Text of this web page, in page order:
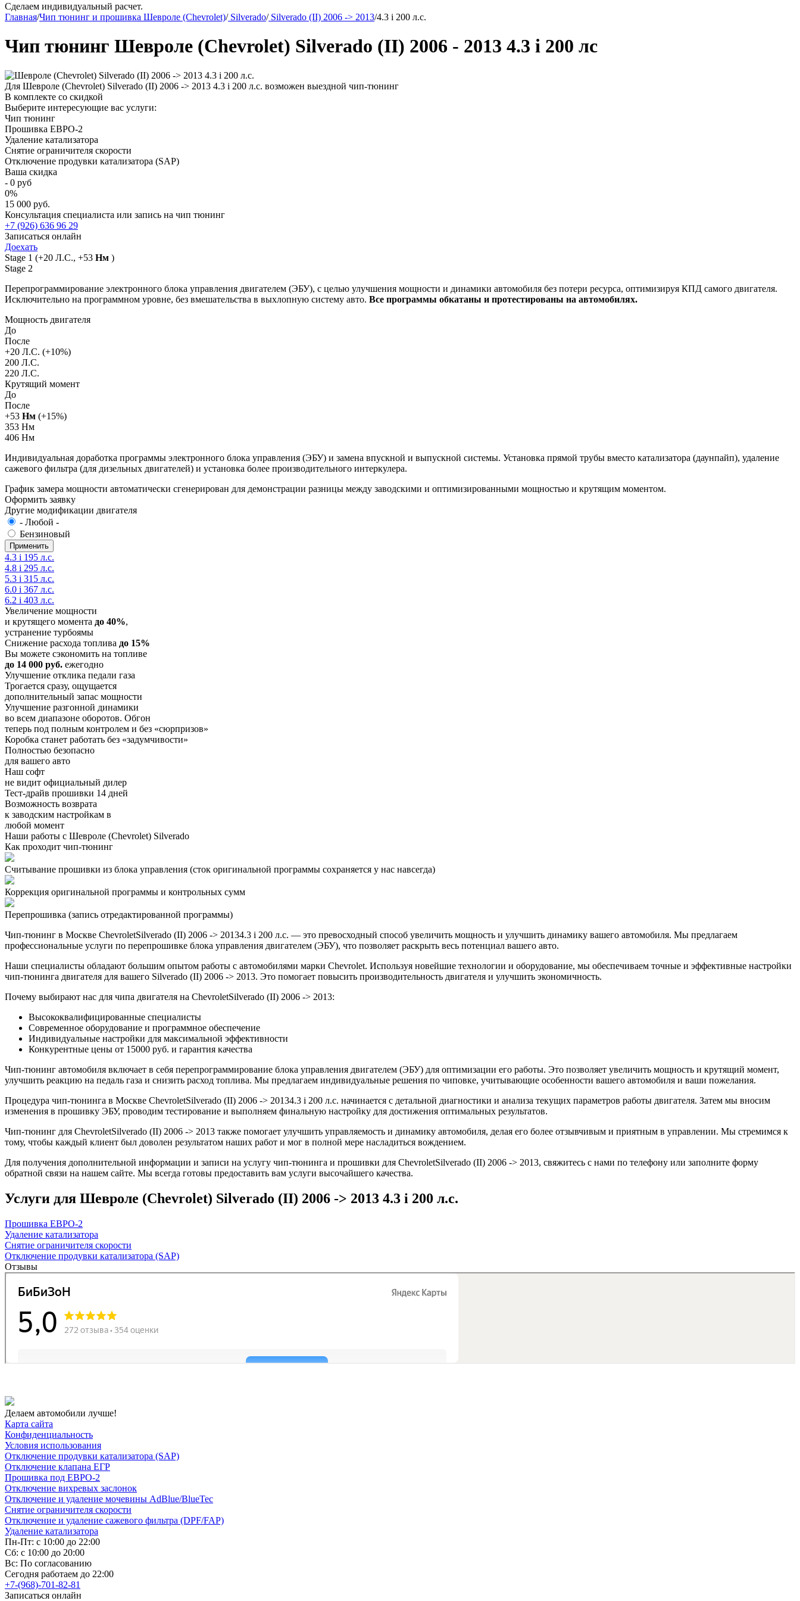
Сделаем индивидуальный расчет.
Главная/Чип тюнинг и прошивка Шевроле (Chevrolet)/Silverado/Silverado (II) 2006 -> 2013/4.3 i 200 л.с.
Чип тюнинг Шевроле (Chevrolet) Silverado (II) 2006 - 2013 4.3 i 200 лс
Для Шевроле (Chevrolet) Silverado (II) 2006 -> 2013 4.3 i 200 л.с. возможен выездной чип-тюнинг
В комплекте со скидкой
Выберите интересующие вас услуги:
Чип тюнинг
Прошивка ЕВРО-2
Удаление катализатора
Снятие ограничителя скорости
Отключение продувки катализатора (SAP)
Ваша скидка
- 0 руб
0%
15 000 руб.
Консультация специалиста или запись на чип тюнинг
+7 (926) 636 96 29
Записаться онлайн
Доехать
Stage 1 (+20 Л.С., +53 Нм )
Stage 2
Перепрограммирование электронного блока управления двигателем (ЭБУ), с целью улучшения мощности и динамики автомобиля без потери ресурса, оптимизируя КПД самого двигателя.
Исключительно на программном уровне, без вмешательства в выхлопную систему авто. Все программы обкатаны и протестированы на автомобилях.
Мощность двигателя
До
После
+20 Л.С. (+10%)
200 Л.С.
220 Л.С.
Крутящий момент
До
После
+53 Нм (+15%)
353 Нм
406 Нм
Индивидуальная доработка программы электронного блока управления (ЭБУ) и замена впускной и выпускной системы. Установка прямой трубы вместо катализатора (даунпайп), удаление
сажевого фильтра (для дизельных двигателей) и установка более производительного интеркулера.
График замера мощности автоматически сгенерирован для демонстрации разницы между заводскими и оптимизированными мощностью и крутящим моментом.
Оформить заявку
Другие модификации двигателя
- Любой -
Бензиновый
4.3 i 195 л.с.
4.8 i 295 л.с.
5.3 i 315 л.с.
6.0 i 367 л.с.
6.2 i 403 л.с.
Увеличение мощности
и крутящего момента до 40%,
устранение турбоямы
Снижение расхода топлива до 15%
Вы можете сэкономить на топливе
до 14 000 руб. ежегодно
Улучшение отклика педали газа
Трогается сразу, ощущается
дополнительный запас мощности
Улучшение разгонной динамики
во всем диапазоне оборотов. Обгон
теперь под полным контролем и без «сюрпризов»
Коробка станет работать без «задумчивости»
Полностью безопасно
для вашего авто
Наш софт
не видит официальный дилер
Тест-драйв прошивки 14 дней
Возможность возврата
к заводским настройкам в
любой момент
Наши работы с Шевроле (Chevrolet) Silverado
Как проходит чип-тюнинг
Считывание прошивки из блока управления (сток оригинальной программы сохраняется у нас навсегда)
Коррекция оригинальной программы и контрольных сумм
Перепрошивка (запись отредактированной программы)
Чип-тюнинг в Москве ChevroletSilverado (II) 2006 -> 20134.3 i 200 л.с. — это превосходный способ увеличить мощность и улучшить динамику вашего автомобиля. Мы предлагаем
профессиональные услуги по перепрошивке блока управления двигателем (ЭБУ), что позволяет раскрыть весь потенциал вашего авто.
Наши специалисты обладают большим опытом работы с автомобилями марки Chevrolet. Используя новейшие технологии и оборудование, мы обеспечиваем точные и эффективные настройки
чип-тюнинга двигателя для вашего Silverado (II) 2006 -> 2013. Это помогает повысить производительность двигателя и улучшить экономичность.
Почему выбирают нас для чипа двигателя на ChevroletSilverado (II) 2006 -> 2013:
Высококвалифицированные специалисты
Современное оборудование и программное обеспечение
Индивидуальные настройки для максимальной эффективности
Конкурентные цены от 15000 руб. и гарантия качества
Чип-тюнинг автомобиля включает в себя перепрограммирование блока управления двигателем (ЭБУ) для оптимизации его работы. Это позволяет увеличить мощность и крутящий момент,
улучшить реакцию на педаль газа и снизить расход топлива. Мы предлагаем индивидуальные решения по чиповке, учитывающие особенности вашего автомобиля и ваши пожелания.
Процедура чип-тюнинга в Москве ChevroletSilverado (II) 2006 -> 20134.3 i 200 л.с. начинается с детальной диагностики и анализа текущих параметров работы двигателя. Затем мы вносим
изменения в прошивку ЭБУ, проводим тестирование и выполняем финальную настройку для достижения оптимальных результатов.
Чип-тюнинг для ChevroletSilverado (II) 2006 -> 2013 также помогает улучшить управляемость и динамику автомобиля, делая его более отзывчивым и приятным в управлении. Мы стремимся к
тому, чтобы каждый клиент был доволен результатом наших работ и мог в полной мере насладиться вождением.
Для получения дополнительной информации и записи на услугу чип-тюнинга и прошивки для ChevroletSilverado (II) 2006 -> 2013, свяжитесь с нами по телефону или заполните форму
обратной связи на нашем сайте. Мы всегда готовы предоставить вам услуги высочайшего качества.
Услуги для Шевроле (Chevrolet) Silverado (II) 2006 -> 2013 4.3 i 200 л.с.
Прошивка ЕВРО-2
Удаление катализатора
Снятие ограничителя скорости
Отключение продувки катализатора (SAP)
Отзывы
Делаем автомобили лучше!
Карта сайта
Конфиденциальность
Условия использования
Отключение продувки катализатора (SAP)
Отключение клапана ЕГР
Прошивка под ЕВРО-2
Отключение вихревых заслонок
Отключение и удаление мочевины AdBlue/BlueTec
Снятие ограничителя скорости
Отключение и удаление сажевого фильтра (DPF/FAP)
Удаление катализатора
Пн-Пт: с 10:00 до 22:00
Сб: с 10:00 до 20:00
Вс: По согласованию
Сегодня работаем до 22:00
+7-(968)-701-82-81
Записаться онлайн